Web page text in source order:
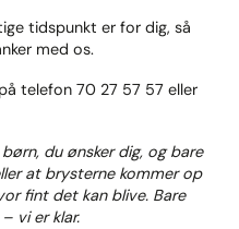
tidspunkt er for dig, så
med os.
telefon 70 27 57 57 eller
du ønsker dig, og bare
at brysterne kommer op
fint det kan blive. Bare
vi er klar.